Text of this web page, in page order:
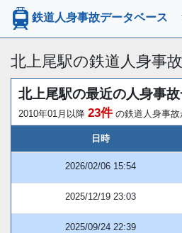
鉄道人身事故データベース
北上尾駅の鉄道人身事
北上尾駅の最近の人身事
2010年01月以降 23件の鉄道人身事故
日時
2026/02/06 15:54
2025/12/19 23:03
2025/09/24 22:39